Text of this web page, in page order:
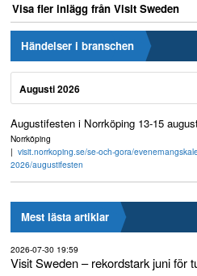
Visa fler inlägg från Visit Sweden
Händelser i branschen
Augusti 2026
Augustifesten i Norrköping 13-15
Norrköping
visit.norrkoping.se/se-och-gora/
2026/augustifesten
Mest lästa artiklar
2026-07-30 19:59
Visit Sweden – rekordstark juni för